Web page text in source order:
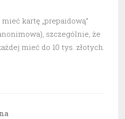
kartę „prepaidową”
szczególnie, że
mieć do 10 tys. złotych.